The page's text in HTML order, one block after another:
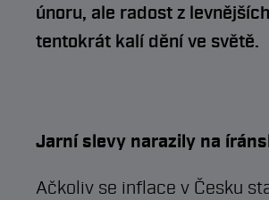
únoru, ale radost z
tentokrát kalí dění ve světě.
Jarní slevy narazily na
Ačkoliv se inflace v Česku